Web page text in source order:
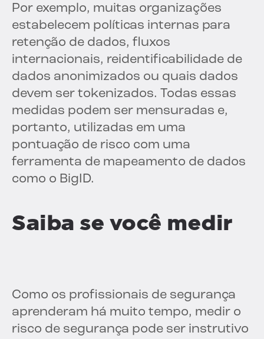
Por exemplo, muitas organizações
estabelecem políticas internas para
retenção de dados, fluxos
internacionais, reidentificabilidade de
dados anonimizados ou quais dados
devem ser tokenizados. Todas essas
medidas podem ser mensuradas e,
portanto, utilizadas em uma
pontuação de risco com uma
ferramenta de mapeamento de dados
como o BigID.
Saiba se você medir
Como os profissionais de segurança
aprenderam há muito tempo, medir o
risco de segurança pode ser instrutivo